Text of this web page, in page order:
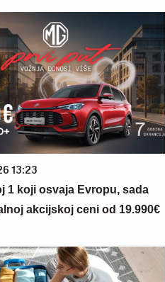
13:23
1 koji osvaja Evropu, sada
akcijskoj ceni od 19.990€